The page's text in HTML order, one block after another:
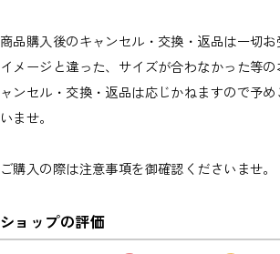
商品購入後のキャンセル・交換・返品は一切お
イメージと違った、サイズが合わなかった等
ャンセル・交換・返品は応じかねますので予
いませ。
ご購入の際は注意事項を御確認くださいませ。
ショップの評価